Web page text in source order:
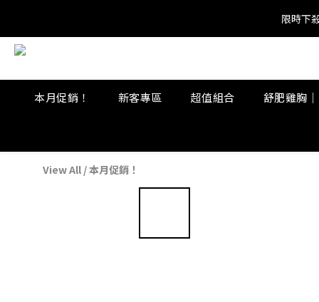
限時下
限時下
限時下
本月促銷！ 新客專區 超值組合 舒肥雞胸
View All /本月促銷！